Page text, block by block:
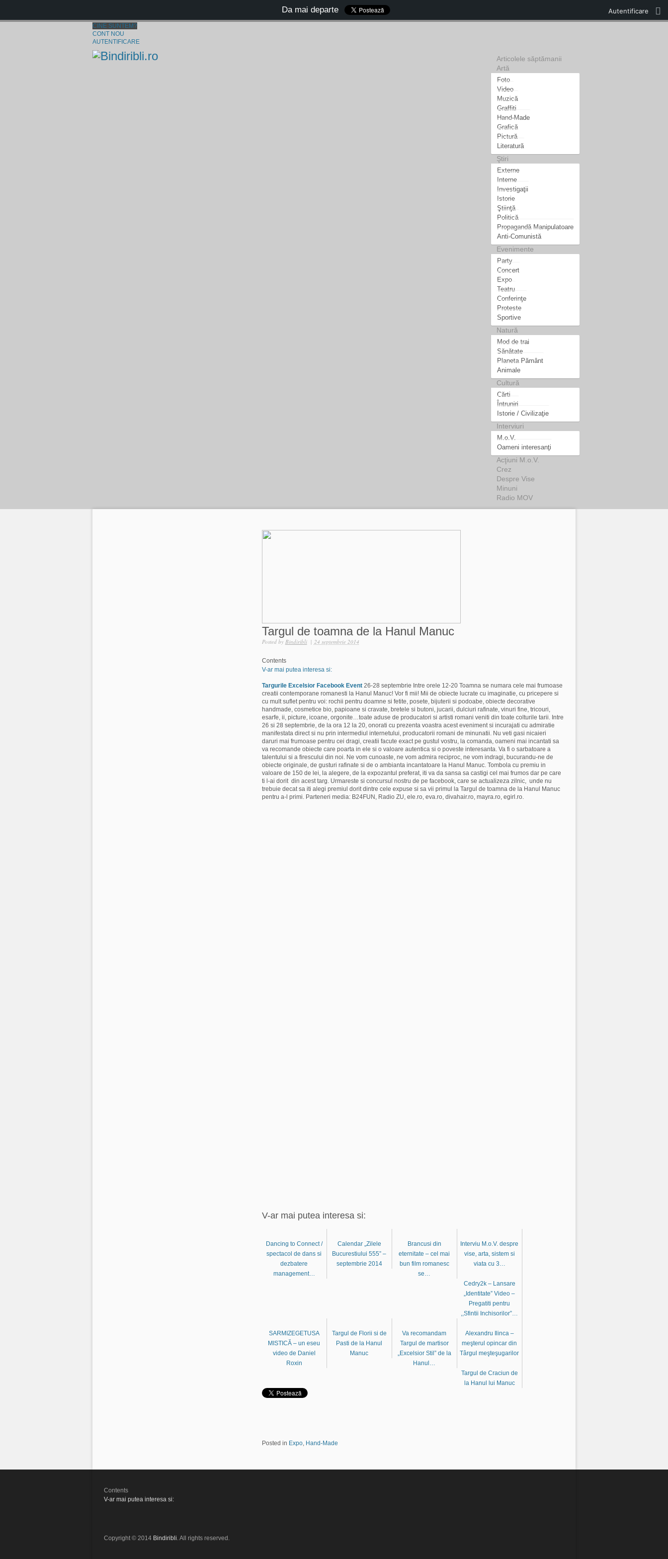
CINE SUNTEM?
CONT NOU
AUTENTIFICARE
Articolele săptămanii
Artă
Foto
Video
Muzică
Graffiti
Hand-Made
Grafică
Pictură
Literatură
Ştiri
Externe
Interne
Investigaţii
Istorie
Ştiinţă
Politică
Propagandă Manipulatoare
Anti-Comunistă
Evenimente
Party
Concert
Expo
Teatru
Conferinţe
Proteste
Sportive
Natură
Mod de trai
Sănătate
Planeta Pământ
Animale
Cultură
Cărti
Întruniri
Istorie / Civilizaţie
Interviuri
M.o.V.
Oameni interesanţi
Acţiuni M.o.V.
Crez
Despre Vise
Minuni
Radio MOV
Targul de toamna de la Hanul Manuc
Posted by Bindiribli | 24 septembrie 2014
Contents
V-ar mai putea interesa si:
Targurile Excelsior Facebook Event26-28 septembrie Intre orele 12-20 Toamna se numara cele mai frumoase
creatii contemporane romanesti la Hanul Manuc! Vor fi mii! Mii de obiecte lucrate cu imaginatie, cu pricepere si
cu mult suflet pentru voi: rochii pentru doamne si fetite, posete, bijuterii si podoabe, obiecte decorative
handmade, cosmetice bio, papioane si cravate, bretele si butoni, jucarii, dulciuri rafinate, vinuri fine, tricouri,
esarfe, ii, picture, icoane, orgonite…toate aduse de producatori si artisti romani veniti din toate colturile tarii. Intre
26 si 28 septembrie, de la ora 12 la 20, onorati cu prezenta voastra acest eveniment si incurajati cu admiratie
manifestata direct si nu prin intermediul internetului, producatorii romani de minunatii. Nu veti gasi nicaieri
daruri mai frumoase pentru cei dragi, creatii facute exact pe gustul vostru, la comanda, oameni mai incantati sa
va recomande obiecte care poarta in ele si o valoare autentica si o poveste interesanta. Va fi o sarbatoare a
talentului si a firescului din noi. Ne vom cunoaste, ne vom admira reciproc, ne vom indragi, bucurandu-ne de
obiecte originale, de gusturi rafinate si de o ambianta incantatoare la Hanul Manuc. Tombola cu premiu in
valoare de 150 de lei, la alegere, de la expozantul preferat, iti va da sansa sa castigi cel mai frumos dar pe care
ti l-ai dorit din acest targ. Urmareste si concursul nostru de pe facebook, care se actualizeza zilnic, unde nu
trebuie decat sa iti alegi premiul dorit dintre cele expuse si sa vii primul la Targul de toamna de la Hanul Manuc
pentru a-l primi. Parteneri media: B24FUN, Radio ZU, ele.ro, eva.ro, divahair.ro, mayra.ro, egirl.ro.
V-ar mai putea interesa si:
Dancing to Connect /
spectacol de dans si
dezbatere
management…
Calendar „Zilele
Bucurestiului 555” –
septembrie 2014
Brancusi din
eternitate – cel mai
bun film romanesc
se…
Interviu M.o.V. despre
vise, arta, sistem si
viata cu 3…
Cedry2k – Lansare
„Identitate” Video –
Pregatiti pentru
,,Sfintii Inchisorilor”…
SARMIZEGETUSA
MISTICĂ – un eseu
video de Daniel
Roxin
Targul de Florii si de
Pasti de la Hanul
Manuc
Va recomandam
Targul de martisor
„Excelsior Stil” de la
Hanul…
Alexandru Ilinca –
meşterul opincar din
Târgul meşteşugarilor
Targul de Craciun de
la Hanul lui Manuc
Posted in Expo, Hand-Made
Contents
V-ar mai putea interesa si:
Copyright © 2014 Bindiribli. All rights reserved.
Autentificare
Da mai departe